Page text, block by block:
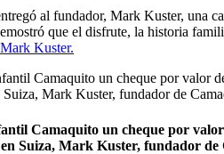
al fundador, Mark Kuster, una
que el disfrute, la historia
Kuster.
Camaquito un cheque por
Suiza, Mark Kuster, fundador